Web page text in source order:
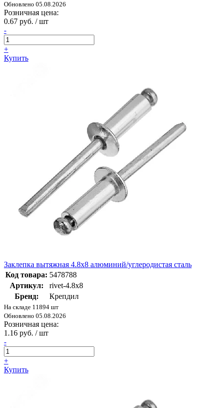
Обновлено 05.08.2026
Розничная цена:
0.67 руб. / шт
-
+
Купить
Заклепка вытяжная 4.8х8 алюминий/углеродистая сталь
Код товара: 5478788
Артикул:
rivet-4.8х8
Бренд:
Крепдил
На складе 11894 шт
Обновлено 05.08.2026
Розничная цена:
1.16 руб. / шт
-
+
Купить